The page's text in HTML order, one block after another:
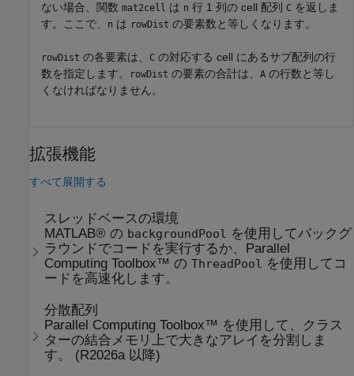
ない場合、関数 mat2cell は n 行 1 列の cell 配列 C を返しま
す。ここで、
n は rowDist の要素数と等しくなります。
rowDist の各要素は、 C の対応する cell にあるサブ配列の行
数を指定します。
rowDist の要素の合計は、 A の行数と等し
くなければなりません。
拡張機能
すべて展開する
スレッドベースの環境
MATLAB® の backgroundPool
を使用してバックグ
ラウンドでコードを実行するか、Parallel
Computing Toolbox™ のThreadPool
を使用してコ
ードを高速化します。
分散配列
Parallel Computing Toolbox™ を使用して、クラス
ターの結合メモリ上で大きなアレイを分割しま
す。 (R2026a 以降)